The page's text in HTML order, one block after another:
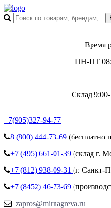
Время
ПН-ПТ
Склад
+7(905)327-94-77
8 (800) 444-73-69 (бесплатно
+7 (495) 661-01-39 (склад г.
+7 (812) 938-09-31 (г. Санкт-
+7 (8452) 46-73-69
zapros@mirnagreva.ru